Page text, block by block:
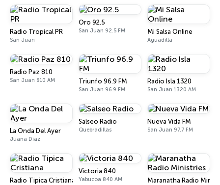
Radio Tropical PR
San Juan
Oro 92.5
San Juan 92.5 FM Mi Salsa Online
Aguadilla
Radio Paz 810
San Juan 810 AM Triunfo 96.9 FM
San Juan 96.9 FM
Radio Isla 1320
San Juan 1320 AM
La Onda Del Ayer
Juana Diaz
Salseo Radio
Quebradillas
Nueva Vida FM
San Juan 97.7 FM
Radio Tipica Cristiana
Victoria 840
Yabucoa 840 AM Maranatha Radio